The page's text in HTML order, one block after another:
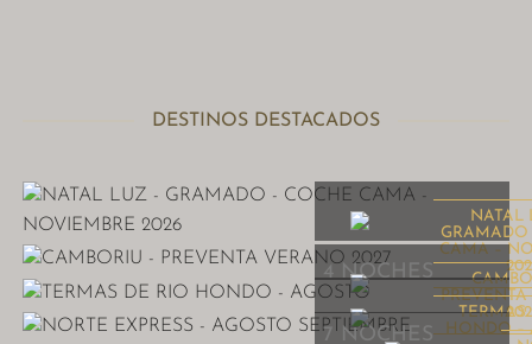
DESTINOS DESTACADOS
4 NOCHES
NATAL
GRAMADO
CAMA –
7 NOCHES
TERMAS
HONDO –